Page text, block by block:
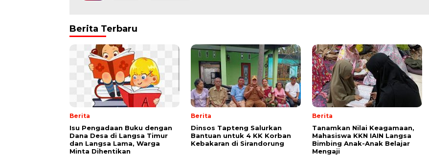
Berita Terbaru
Berita
Isu Pengadaan Buku dengan
Dana Desa di Langsa Timur
dan Langsa Lama, Warga
Minta Dihentikan
Berita
Dinsos Tapteng Salurkan
Bantuan untuk 4 KK Korban
Kebakaran di Sirandorung
Berita
Tanamkan Nilai Keagamaan,
Mahasiswa KKN IAIN Langsa
Bimbing Anak-Anak Belajar
Mengaji